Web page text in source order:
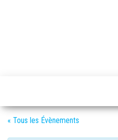
« Tous les Évènements